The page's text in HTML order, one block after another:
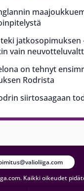
jatkosopimuksen
vain
on tehnyt
Rodrista
siirtosaagaan
Kaikki oikeudet